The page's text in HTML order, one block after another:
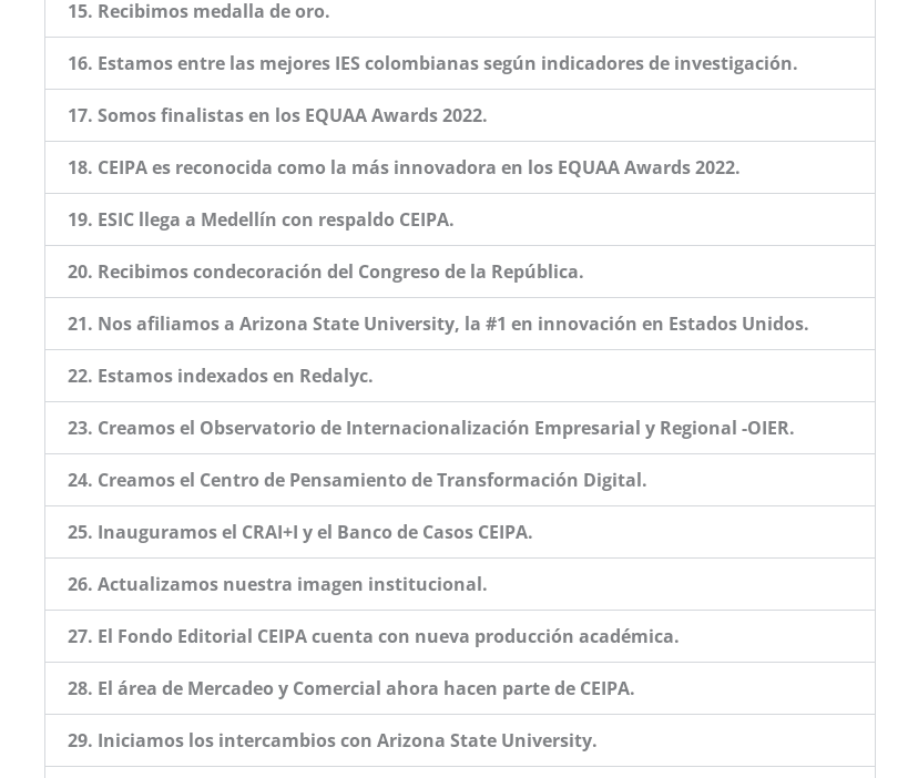
15. Recibimos medalla de oro.
16. Estamos entre las mejores IES colombianas según indicadores de investigación.
17. Somos finalistas en los EQUAA Awards 2022.
18. CEIPA es reconocida como la más innovadora en los EQUAA Awards 2022.
19. ESIC llega a Medellín con respaldo CEIPA.
20. Recibimos condecoración del Congreso de la República.
21. Nos afiliamos a Arizona State University, la #1 en innovación en Estados Unidos.
22. Estamos indexados en Redalyc.
23. Creamos el Observatorio de Internacionalización Empresarial y Regional -OIER.
24. Creamos el Centro de Pensamiento de Transformación Digital.
25. Inauguramos el CRAI+I y el Banco de Casos CEIPA.
26. Actualizamos nuestra imagen institucional.
27. El Fondo Editorial CEIPA cuenta con nueva producción académica.
28. El área de Mercadeo y Comercial ahora hacen parte de CEIPA.
29. Iniciamos los intercambios con Arizona State University.